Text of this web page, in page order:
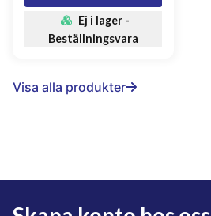
Ej i lager -
Beställningsvara
Visa alla produkter